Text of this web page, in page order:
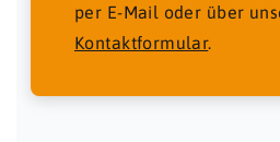
per E-Mail oder über
Kontaktformular.